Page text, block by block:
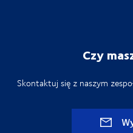
Czy
Skontaktuj się z naszym